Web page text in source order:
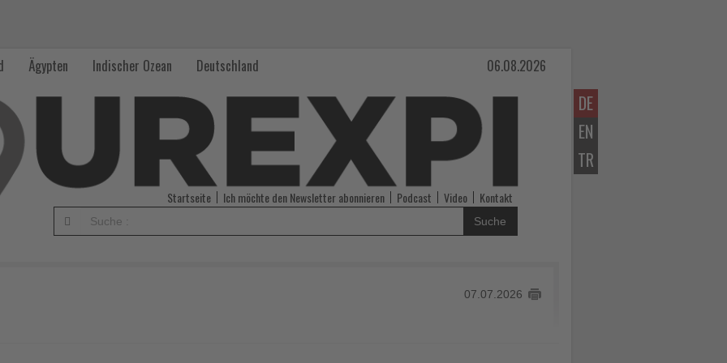
DE
EN
TR
Ägypten Indischer Ozean Deutschland 06.08.2026
Startseite Ich möchte den Newsletter abonnieren Podcast Video Kontakt
Suche
07.07.2026